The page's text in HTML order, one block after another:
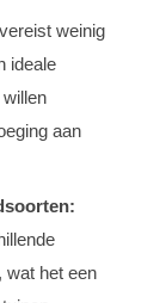
weinig
ideale
aan
wat het een